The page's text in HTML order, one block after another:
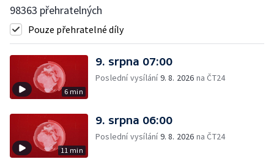
98363 přehratelných
Pouze přehratelné díly
6 min
9. srpna 07:00
Poslední vysílání9. 8. 2026 na ČT24
11 min
9. srpna 06:00
Poslední vysílání9. 8. 2026 na ČT24